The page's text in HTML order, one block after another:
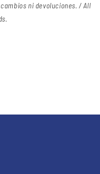
ni devoluciones. / All